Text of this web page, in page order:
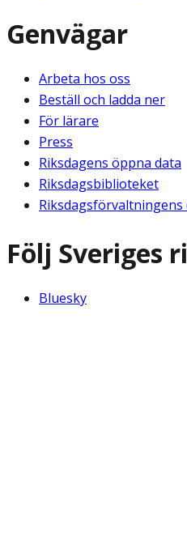
Genvägar
Arbeta hos oss
Beställ och ladda ner
För lärare
Press
Riksdagens öppna data
Riksdagsbiblioteket
Riksdagsförvaltningens
Följ Sveriges
Bluesky